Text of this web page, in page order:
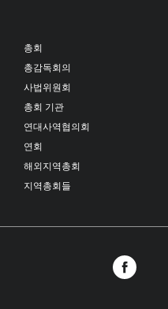
총회
총감독회의
사법위원회
총회 기관
연대사역협의회
연회
해외지역총회
지역총회들